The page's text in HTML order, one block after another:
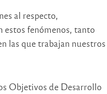
al respecto,
fenómenos, tanto
las que trabajan nuestros
Objetivos de Desarrollo